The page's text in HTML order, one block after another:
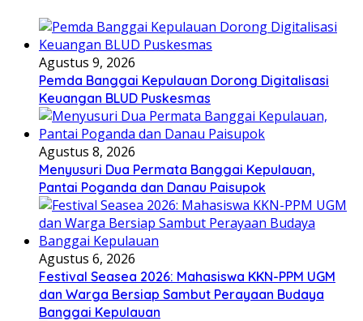
Agustus 9, 2026
Pemda Banggai Kepulauan Dorong Digitalisasi
Keuangan BLUD Puskesmas
Agustus 8, 2026
Menyusuri Dua Permata Banggai Kepulauan,
Pantai Poganda dan Danau Paisupok
Agustus 6, 2026
Festival Seasea 2026: Mahasiswa KKN-PPM UGM
dan Warga Bersiap Sambut Perayaan Budaya
Banggai Kepulauan